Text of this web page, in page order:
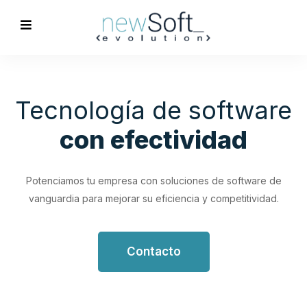
Optimización de
Procesos
Empresariales
trabajo.